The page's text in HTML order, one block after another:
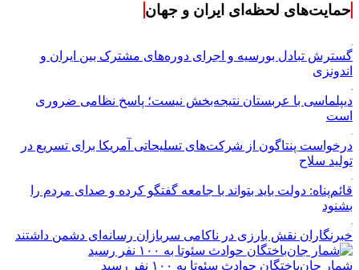
حمایت‌های لحظه‌ای ایران و جهان
گسترش تبادل بورسیه و اجرای دوره‌های مشترک بین ایران و
اندونزی
دیپلماسی با عربستان نتیجه‌بخش نیست؛ پاسخ نظامی ضروری
است
درخواست پنتاگون از شرکت‌های تسلیحاتی آمریکا برای تسریع در
تولید سلاح
قائم‌پناه: دولت باید بتواند با جامعه گفتگو کرده و صدای مردم را
بشنود
خبرنگاران نقش بارزی در ناکامی سربازان رسانه‌ای دشمن داشتند
شمار جان‌باختگان حوادث سئوتا به ۱۰۰ نفر رسید